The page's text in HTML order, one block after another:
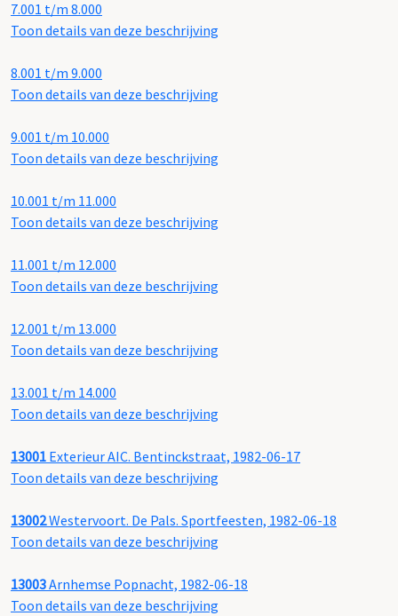
7.001 t/m 8.000
Toon details van deze beschrijving
8.001 t/m 9.000
Toon details van deze beschrijving
9.001 t/m 10.000
Toon details van deze beschrijving
10.001 t/m 11.000
Toon details van deze beschrijving
11.001 t/m 12.000
Toon details van deze beschrijving
12.001 t/m 13.000
Toon details van deze beschrijving
13.001 t/m 14.000
Toon details van deze beschrijving
13001 Exterieur AIC. Bentinckstraat, 1982-06-17
Toon details van deze beschrijving
13002Westervoort. De Pals. Sportfeesten, 1982-06-18
Toon details van deze beschrijving
13003Arnhemse Popnacht, 1982-06-18
Toon details van deze beschrijving